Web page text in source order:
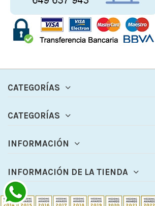
CATEGORÍAS
CATEGORÍAS
INFORMACIÓN
INFORMACIÓN DE LA TIENDA